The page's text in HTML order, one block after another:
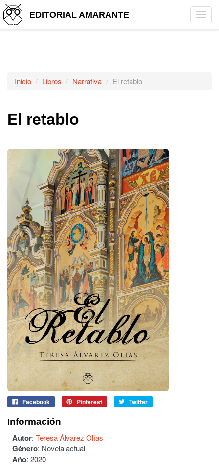
EDITORIAL AMARANTE
Inicio Libros Narrativa El retablo
El retablo
Facebook Pinterest Twitter
Información
Autor: Teresa Álvarez Olías
Género: Novela actual
Año: 2020